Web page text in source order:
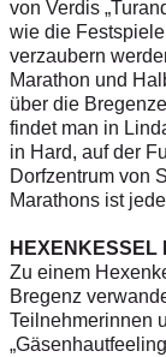
von Verdis
wie die
verzaubern
Marathon und
über die
findet man in
in Hard, auf der
Dorfzentrum von
Marathons ist
HEXENKESSEL
Zu einem
Bregenz
Teilnehmerinnen